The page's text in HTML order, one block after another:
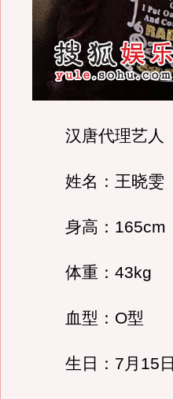
汉唐代理艺人
姓名：王晓雯
身高：165cm
体重：43kg
血型：O型
生日：7月15日